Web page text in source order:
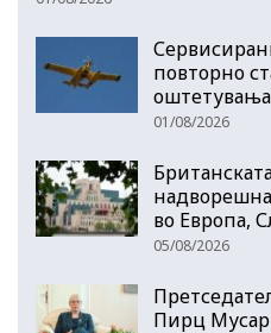
повторно
01/08/2026
во Европа,
05/08/2026
Пирц Мусар